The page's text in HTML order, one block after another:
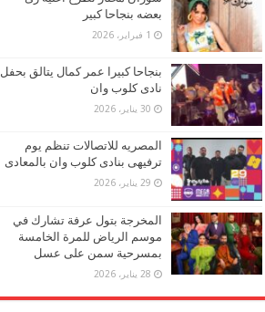
بعضه بنجاحا كبير
1 فبراير، 2026
بنجاحا كبيرا عمر كمال يتالق بحفل
نادى كلوب وان
30 يناير، 2026
المصريه للاتصالات تنظم يوم
ترفيهى بنادى كلوب وان بالمعادى
29 يناير، 2026
المخرجة بتول عرفة تشارك في
موسم الرياض للمرة الخامسة
بمسرحية سمن على عسل
28 يناير، 2026